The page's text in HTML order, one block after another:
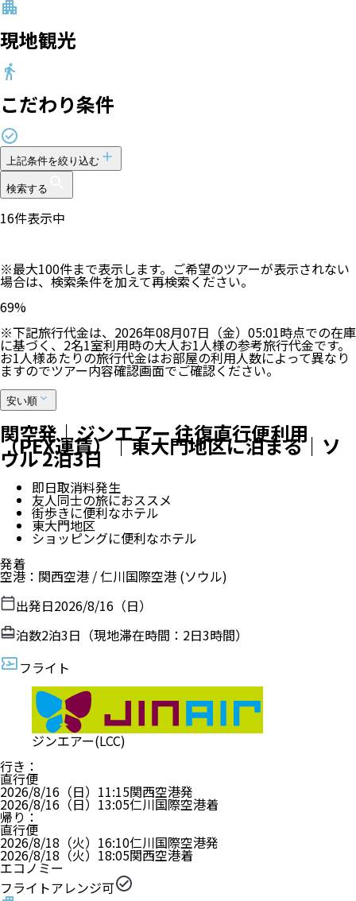
現地観光
こだわり条件
上記条件を絞り込む
検索する
16件表示中
※最大100件まで表示します。ご希望のツアーが表示されない
場合は、検索条件を加えて再検索ください。
69%
※下記旅行代金は、 2026年08月07日（金）05:01時点での在庫
に基づく、2名1室利用時の大人お1人様の参考旅行代金です。
お1人様あたりの旅行代金はお部屋の利用人数によって異なり
ますのでツアー内容確認画面でご確認ください。
安い順
関空発｜ジンエアー 往復直行便利用
（PEX運賃）｜東大門地区に泊まる｜ソ
ウル 2泊3日
即日取消料発生
友人同士の旅におススメ
街歩きに便利なホテル
東大門地区
ショッピングに便利なホテル
発着
空港 ： 関西空港 /仁川国際空港 (ソウル)
出発日2026/8/16（日）
泊数2泊3日（現地滞在時間： 2日3時間）
フライト
ジンエアー(LCC)
行き ：
直行便
2026/8/16（日） 11:15関西空港発
2026/8/16（日） 13:05仁川国際空港着
帰り ：
直行便
2026/8/18（火） 16:10仁川国際空港発
2026/8/18（火） 18:05関西空港着
エコノミー
フライトアレンジ可